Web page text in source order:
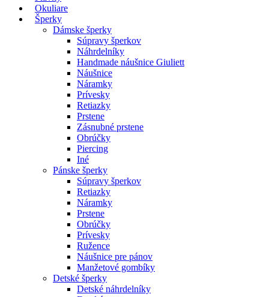
Okuliare
Šperky
Dámske šperky
Súpravy šperkov
Náhrdelníky
Handmade náušnice Giuliett
Náušnice
Náramky
Prívesky
Retiazky
Prstene
Zásnubné prstene
Obrúčky
Piercing
Iné
Pánske šperky
Súpravy šperkov
Retiazky
Náramky
Prstene
Obrúčky
Prívesky
Ružence
Náušnice pre pánov
Manžetové gombíky
Detské šperky
Detské náhrdelníky